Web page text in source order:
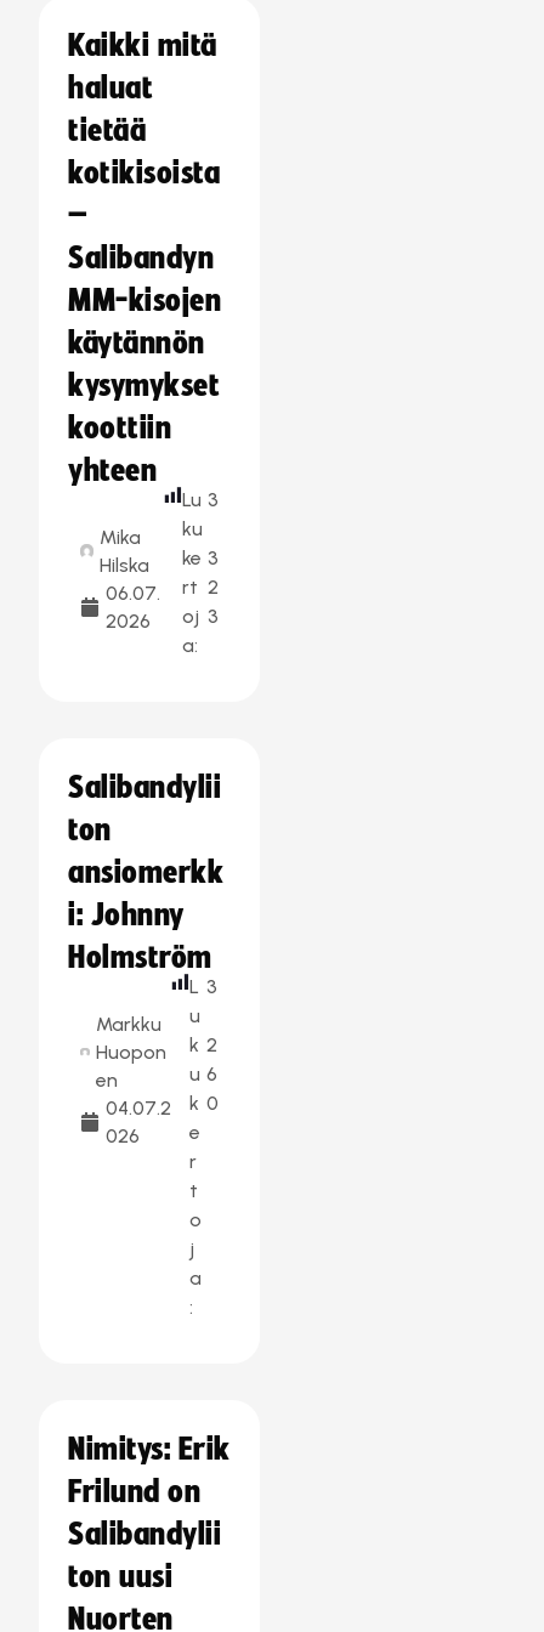
Kaikki mitä
haluat
tietää
kotikisoista
–
Salibandyn
MM-kisojen
käytännön
kysymykset
koottiin
yhteen
Mika
Hilska
06.07.
2026
Lu
ku
ke
rt
oj
a:
3
3
2
3
Salibandylii
ton
ansiomerkk
i: Johnny
Holmström
Markku
Huopon
en
04.07.2
026
L
u
k
u
k
e
r
t
o
j
a
:
3
2
6
0
Nimitys: Erik
Frilund on
Salibandylii
ton uusi
Nuorten